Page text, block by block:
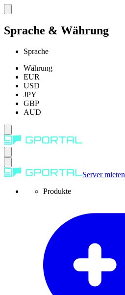
Sprache & Währung
Sprache
Währung
EUR
USD
JPY
GBP
AUD
Server mieten
Produkte